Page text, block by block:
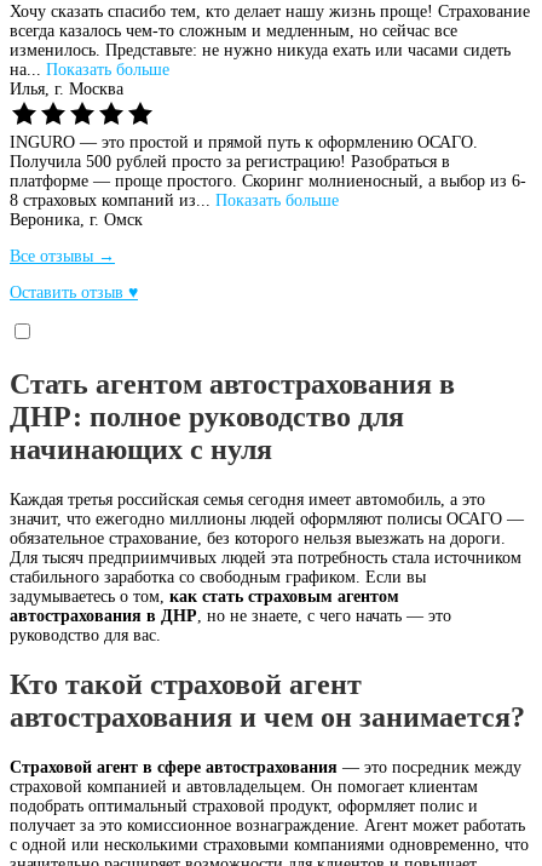
Хочу сказать спасибо тем, кто делает нашу жизнь проще! Страхование
всегда казалось чем-то сложным и медленным, но сейчас все
изменилось. Представьте: не нужно никуда ехать или часами сидеть
на... Показать больше
Илья, г. Москва
INGURO — это простой и прямой путь к оформлению ОСАГО.
Получила 500 рублей просто за регистрацию! Разобраться в
платформе — проще простого. Скоринг молниеносный, а выбор из 6-
8 страховых компаний из... Показать больше
Вероника, г. Омск
Все отзывы →
Оставить отзыв ♥
Стать агентом автострахования в
ДНР: полное руководство для
начинающих с нуля
Каждая третья российская семья сегодня имеет автомобиль, а это
значит, что ежегодно миллионы людей оформляют полисы ОСАГО —
обязательное страхование, без которого нельзя выезжать на дороги.
Для тысяч предприимчивых людей эта потребность стала источником
стабильного заработка со свободным графиком. Если вы
задумываетесь о том, как стать страховым агентом
автострахования в ДНР , но не знаете, с чего начать — это
руководство для вас.
Кто такой страховой агент
автострахования и чем он занимается?
Страховой агент в сфере автострахования — это посредник между
страховой компанией и автовладельцем. Он помогает клиентам
подобрать оптимальный страховой продукт, оформляет полис и
получает за это комиссионное вознаграждение. Агент может работать
с одной или несколькими страховыми компаниями одновременно, что